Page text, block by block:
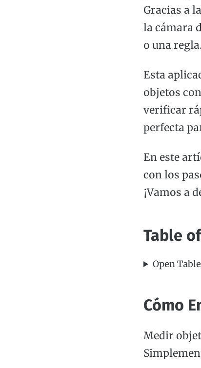
Gracias a
la cámara
o una
Esta
objetos
verificar
perfecta
En este
con los
¡Vamos a
Table
Open
Cómo
Medir